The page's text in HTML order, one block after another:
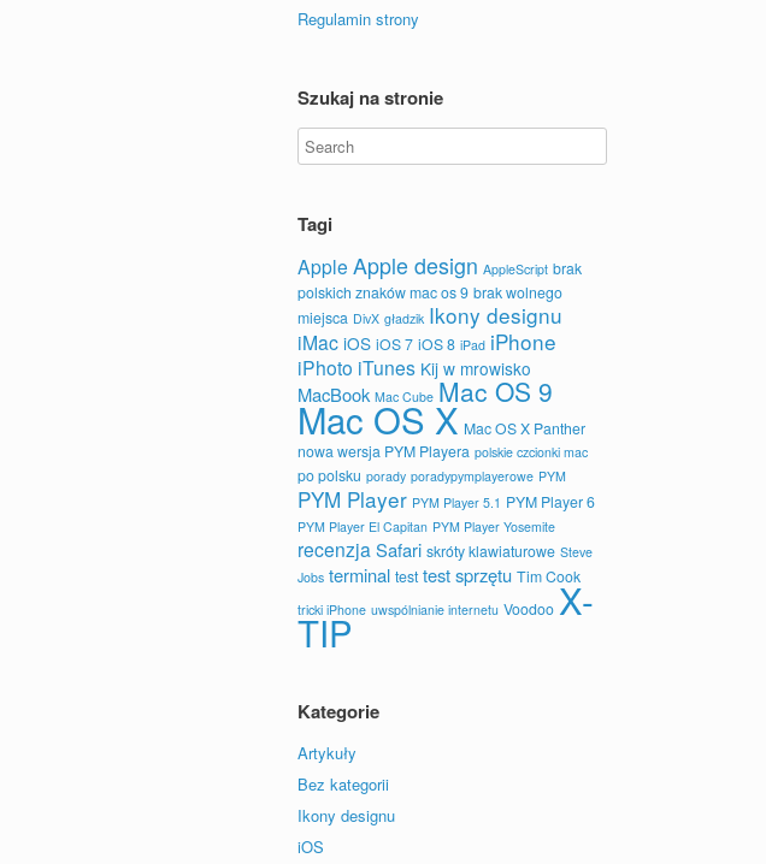
Regulamin strony
Szukaj na stronie
Tagi
Apple Apple design AppleScript brak
polskich znaków mac os 9 brak wolnego
miejsca DivX gładzik Ikony designu
iMac iOS iOS 7 iOS 8 iPad iPhone
iPhoto iTunes Kij w mrowisko
MacBook Mac Cube Mac OS 9
Mac OS X Mac OS X Panther
nowa wersja PYM Playera polskie czcionki mac
po polsku porady poradypymplayerowe PYM
PYM Player PYM Player 5.1 PYM Player 6
PYM Player El Capitan PYM Player Yosemite
recenzja Safari skróty klawiaturowe Steve
Jobs terminal test test sprzętu Tim Cook
tricki iPhone uwspólnianie internetu Voodoo X-
TIP
Kategorie
Artykuły
Bez kategorii
Ikony designu
iOS